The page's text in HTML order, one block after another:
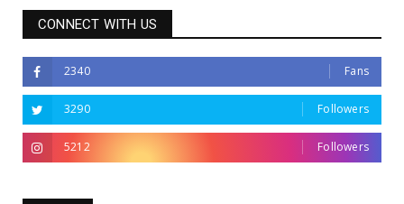
CONNECT WITH US
2340 Fans
3290 Followers
5212 Followers